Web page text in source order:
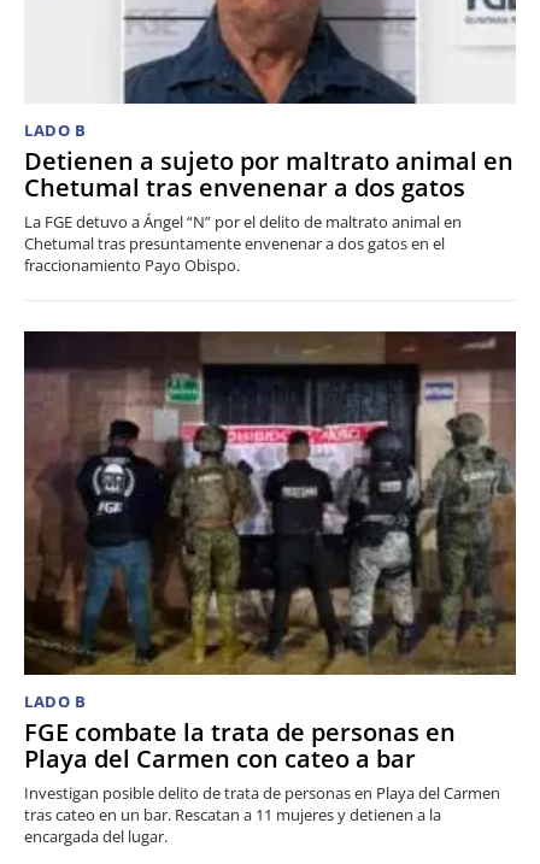
LADO B
Detienen a sujeto por maltrato animal en
Chetumal tras envenenar a dos gatos
La FGE detuvo a Ángel “N” por el delito de maltrato animal en
Chetumal tras presuntamente envenenar a dos gatos en el
fraccionamiento Payo Obispo.
LADO B
FGE combate la trata de personas en
Playa del Carmen con cateo a bar
Investigan posible delito de trata de personas en Playa del Carmen
tras cateo en un bar. Rescatan a 11 mujeres y detienen a la
encargada del lugar.